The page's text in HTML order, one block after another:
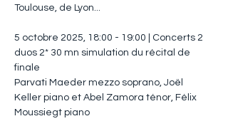
Toulouse, de Lyon...
5 octobre 2025, 18:00 - 19:00 | Concerts 2
duos 2* 30 mn simulation du récital de
finale
Parvati Maeder mezzo soprano, Joël
Keller piano et Abel Zamora ténor, Félix
Moussiegt piano